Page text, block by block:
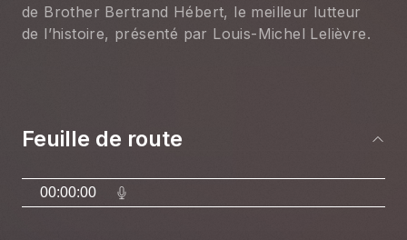
de Brother Bertrand Hébert, le meilleur lutteur
de l’histoire, présenté par Louis-Michel Lelièvre.
Feuille de route
00:00:00